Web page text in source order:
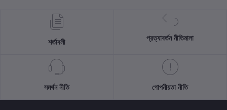
শর্তাবলী প্রত্যাবর্তন নীতিমালা
সমর্থন নীতি গোপনীয়তা নীতি